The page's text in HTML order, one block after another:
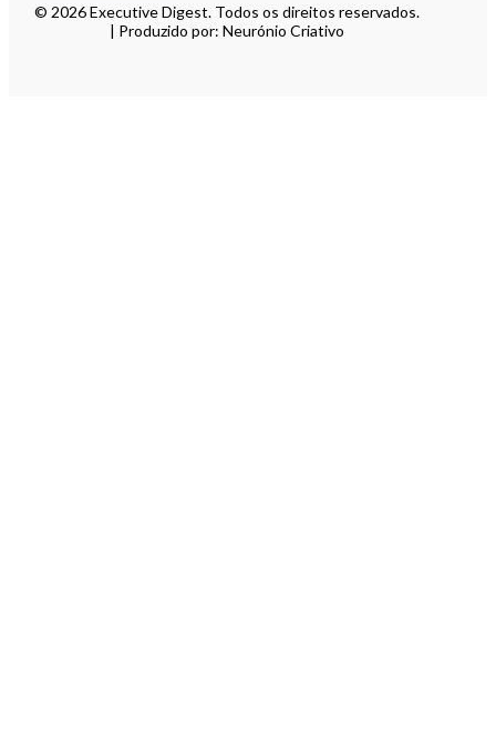
© 2026 Executive Digest. Todos os direitos reservados.
| Produzido por: Neurónio Criativo